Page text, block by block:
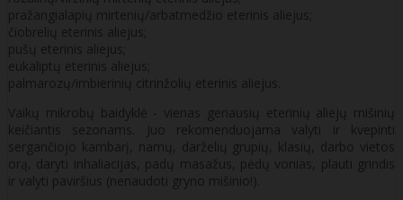
pražangialapių mirtenių/arbatmedžio eterinis aliejus;
čiobrelių eterinis aliejus;
pušų eterinis aliejus;
eukaliptų eterinis aliejus;
palmarozų/imbierinių citrinžolių eterinis aliejus.
Vaikų mikrobų baidyklė - vienas geriausių eterinių aliejų mišinių
keičiantis sezonams. Juo rekomenduojama valyti ir kvepinti
sergančiojo kambarį, namų, darželių grupių, klasių, darbo vietos
orą, daryti inhaliacijas, padų masažus, pėdų vonias, plauti grindis
ir valyti paviršius (nenaudoti gryno mišinio!).